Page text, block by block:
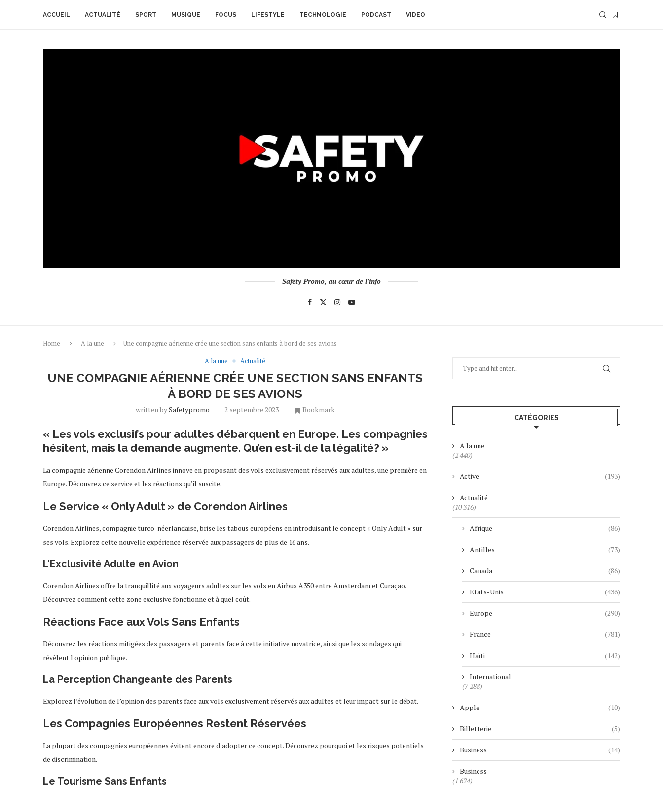
ACCUEIL ACTUALITÉ SPORT MUSIQUE FOCUS LIFESTYLE TECHNOLOGIE PODCAST VIDEO
Safety Promo, au cœur de l’info
Home A la une
Une compagnie aérienne crée une section sans enfants à bord de ses avions
A la une
Actualité
UNE COMPAGNIE AÉRIENNE CRÉE UNE SECTION SANS ENFANTS
À BORD DE SES AVIONS
written bySafetypromo 2 septembre 2023 Bookmark
« Les vols exclusifs pour adultes débarquent en Europe. Les compagnies
hésitent, mais la demande augmente. Qu’en est-il de la légalité? »
La compagnie aérienne Corendon Airlines innove en proposant des vols exclusivement réservés aux adultes, une première en
Europe. Découvrez ce service et les réactions qu’il suscite.
Le Service « Only Adult » de Corendon Airlines
Corendon Airlines, compagnie turco-néerlandaise, brise les tabous européens en introduisant le concept « Only Adult » sur
ses vols. Explorez cette nouvelle expérience réservée aux passagers de plus de 16 ans.
L’Exclusivité Adulte en Avion
Corendon Airlines offre la tranquillité aux voyageurs adultes sur les vols en Airbus A350 entre Amsterdam et Curaçao.
Découvrez comment cette zone exclusive fonctionne et à quel coût.
Réactions Face aux Vols Sans Enfants
Découvrez les réactions mitigées des passagers et parents face à cette initiative novatrice, ainsi que les sondages qui
révèlent l’opinion publique.
La Perception Changeante des Parents
Explorez l’évolution de l’opinion des parents face aux vols exclusivement réservés aux adultes et leur impact sur le débat.
Les Compagnies Européennes Restent Réservées
La plupart des compagnies européennes évitent encore d’adopter ce concept. Découvrez pourquoi et les risques potentiels
de discrimination.
Le Tourisme Sans Enfants
CATÉGORIES
A la une
(2 440)
Active (193)
Actualité
(10 316)
Afrique (86)
Antilles (73)
Canada (86)
Etats-Unis (436)
Europe (290)
France (781)
Haïti (142)
International
(7 288)
Apple (10)
Billetterie (5)
Business (14)
Business
(1 624)